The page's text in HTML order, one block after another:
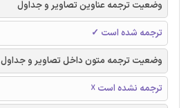
وضعیت ترجمه عناوین تصاویر و جداول
ترجمه شده است ✓
وضعیت ترجمه متون داخل تصاویر و جداول
ترجمه نشده است ☓